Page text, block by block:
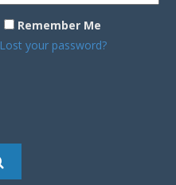
Remember Me
Lost your password?